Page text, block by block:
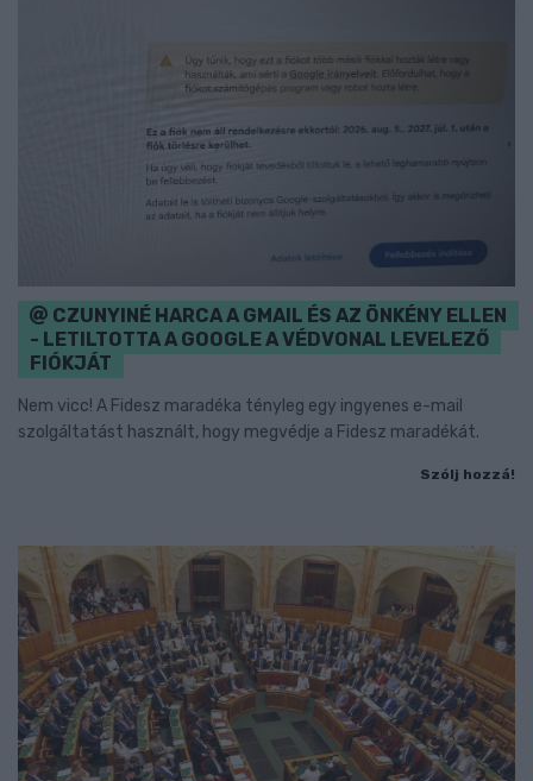
CZUNYINÉ HARCA A GMAIL ÉS AZ ÖNKÉNY ELLEN
- LETILTOTTA A GOOGLE A VÉDVONAL LEVELEZŐ
FIÓKJÁT
Nem vicc! A Fidesz maradéka tényleg egy ingyenes e-mail
szolgáltatást használt, hogy megvédje a Fidesz maradékát.
Szólj hozzá!